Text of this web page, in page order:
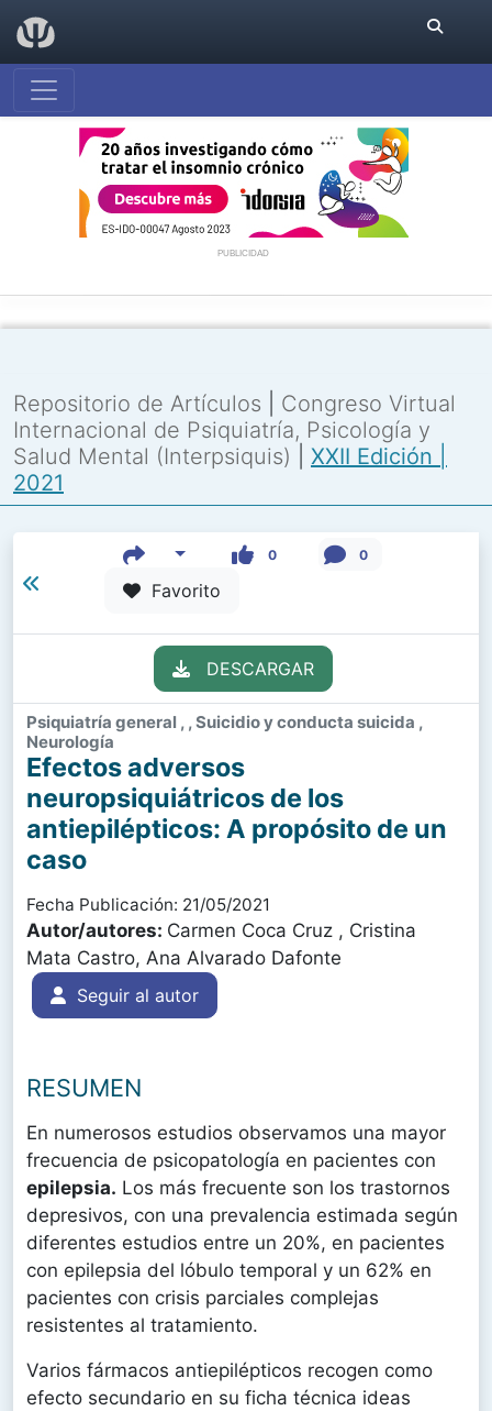
PUBLICIDAD
Repositorio de Artículos
Congreso Virtual
Internacional de Psiquiatría, Psicología y
Salud Mental (Interpsiquis)
XXII Edición |
2021
0 0
Favorito
DESCARGAR
Psiquiatría general , , Suicidio y conducta suicida ,
Neurología
Efectos adversos
neuropsiquiátricos de los
antiepilépticos: A propósito de un
caso
Fecha Publicación: 21/05/2021
Autor/autores: Carmen Coca Cruz , Cristina
Mata Castro, Ana Alvarado Dafonte
Seguir al autor
RESUMEN
En numerosos estudios observamos una mayor
frecuencia de psicopatología en pacientes con
epilepsia. Los más frecuente son los trastornos
depresivos, con una prevalencia estimada según
diferentes estudios entre un 20%, en pacientes
con epilepsia del lóbulo temporal y un 62% en
pacientes con crisis parciales complejas
resistentes al tratamiento.
Varios fármacos antiepilépticos recogen como
efecto secundario en su ficha técnica ideas